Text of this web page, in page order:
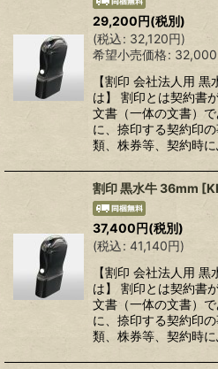
29,200円(税別)
(税込: 32,120円)
希望小売価格: 32,000
【割印 会社法人用
は】 割印とは契約書
文書（一体の文書）
に、捺印する契約印
類、株券等、契約時
割印 黒水牛 36mm [
37,400円(税別)
(税込: 41,140円)
【割印 会社法人用
は】 割印とは契約書
文書（一体の文書）
に、捺印する契約印
類、株券等、契約時